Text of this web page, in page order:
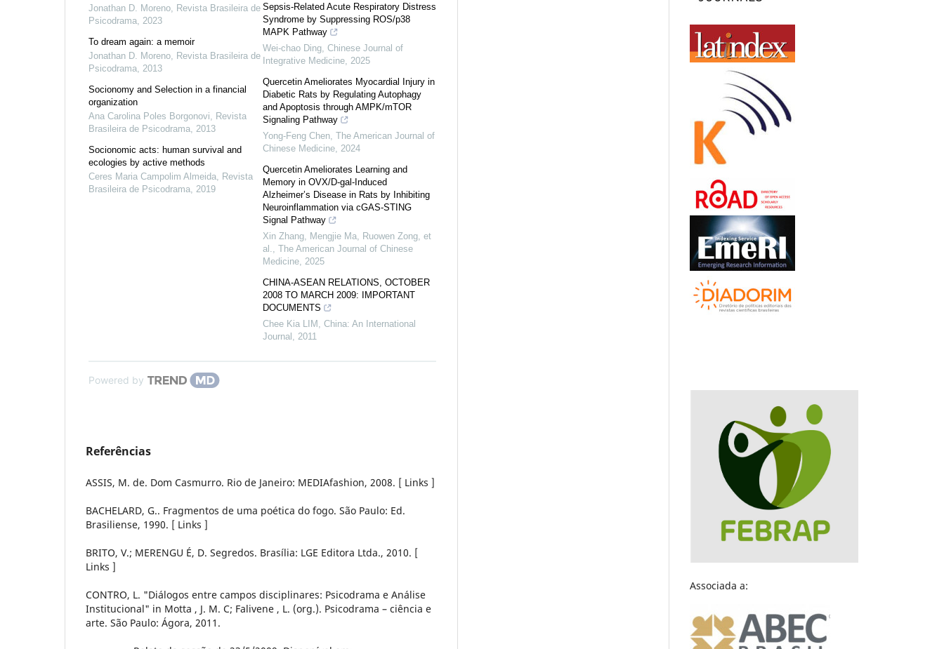
Jonathan D. Moreno
Revista Brasileira de
Psicodrama 2023
To dream again: a memoir
Jonathan D. Moreno
Revista Brasileira de
Psicodrama 2013
Socionomy and Selection in a financial
organization
Ana Carolina Poles Borgonovi
Revista
Brasileira de Psicodrama 2013
Socionomic acts: human survival and
ecologies by active methods
Ceres Maria Campolim Almeida
Revista
Brasileira de Psicodrama 2019
Sepsis-Related Acute Respiratory Distress
Syndrome by Suppressing ROS/p38
MAPK Pathway
Wei-chao Ding, Chinese Journal of
Integrative Medicine, 2025
Quercetin Ameliorates Myocardial Injury in
Diabetic Rats by Regulating Autophagy
and Apoptosis through AMPK/mTOR
Signaling Pathway
Yong-Feng Chen, The American Journal of
Chinese Medicine, 2024
Quercetin Ameliorates Learning and
Memory in OVX/D-gal-Induced
Alzheimer’s Disease in Rats by Inhibiting
Neuroinflammation via cGAS-STING
Signal Pathway
Xin Zhang, Mengjie Ma, Ruowen Zong, et
al.
The American Journal of Chinese
Medicine, 2025
CHINA-ASEAN RELATIONS, OCTOBER
2008 TO MARCH 2009: IMPORTANT
DOCUMENTS
Chee Kia LIM
China: An International
Journal
2011
Powered by
Referências
ASSIS, M. de. Dom Casmurro. Rio de Janeiro: MEDIAfashion, 2008. [ Links ]
BACHELARD, G.. Fragmentos de uma poética do fogo. São Paulo: Ed.
Brasiliense, 1990. [ Links ]
BRITO, V.; MERENGU É, D. Segredos. Brasília: LGE Editora Ltda., 2010. [
Links ]
CONTRO, L. "Diálogos entre campos disciplinares: Psicodrama e Análise
Institucional" in Motta , J. M. C; Falivene , L. (org.). Psicodrama – ciência e
arte. São Paulo: Ágora, 2011.
Associada a: